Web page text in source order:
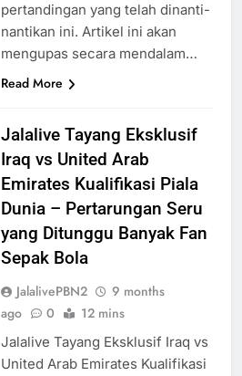
pertandingan yang telah dinanti-
nantikan ini. Artikel ini akan
mengupas secara mendalam…
Read More
Jalalive Tayang Eksklusif
Iraq vs United Arab
Emirates Kualifikasi Piala
Dunia – Pertarungan Seru
yang Ditunggu Banyak Fan
Sepak Bola
JalalivePBN2
9 months
ago
0 12 mins
Jalalive Tayang Eksklusif Iraq vs
United Arab Emirates Kualifikasi